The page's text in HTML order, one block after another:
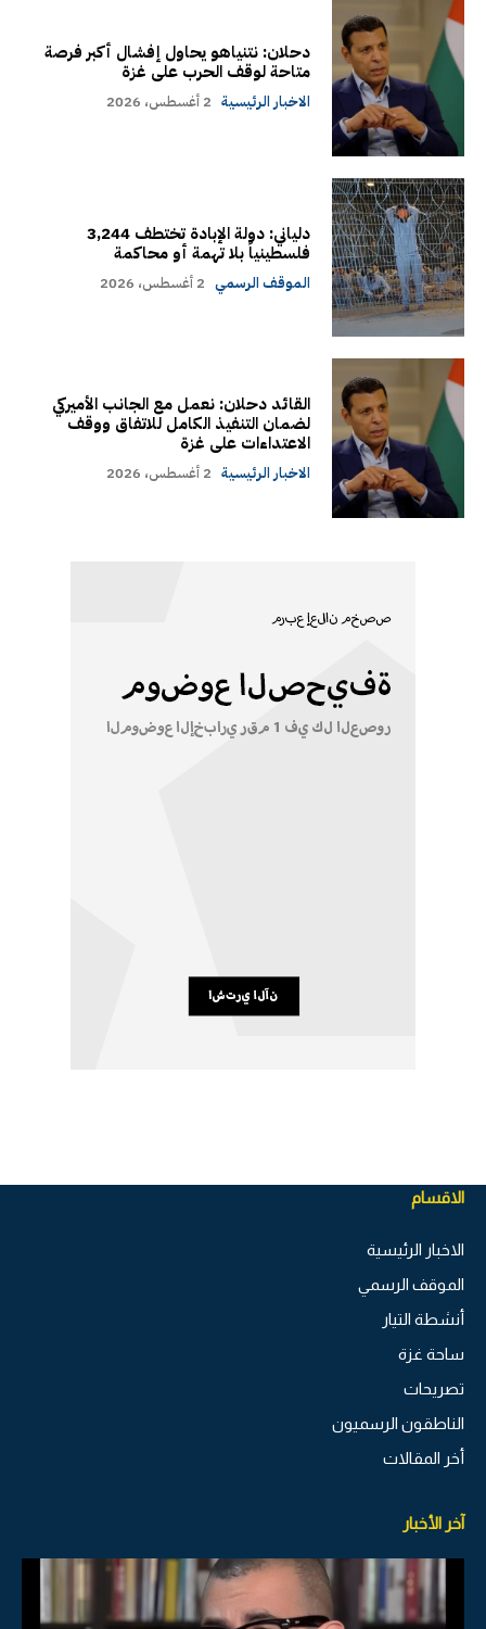
دحلان: نتنياهو يحاول إفشال أكبر فرصة
متاحة لوقف الحرب على غزة
الاخبار الرئيسية 2 أغسطس، 2026
دلياني: دولة الإبادة تختطف 3,244
فلسطينياً بلا تهمة أو محاكمة
الموقف الرسمي 2 أغسطس، 2026
القائد دحلان: نعمل مع الجانب الأميركي
لضمان التنفيذ الكامل للاتفاق ووقف
الاعتداءات على غزة
الاخبار الرئيسية 2 أغسطس، 2026
الاقسام
الاخبار الرئيسية
الموقف الرسمي
أنشطة التيار
ساحة غزة
تصريحات
الناطقون الرسميون
أخر المقالات
آخر الأخبار